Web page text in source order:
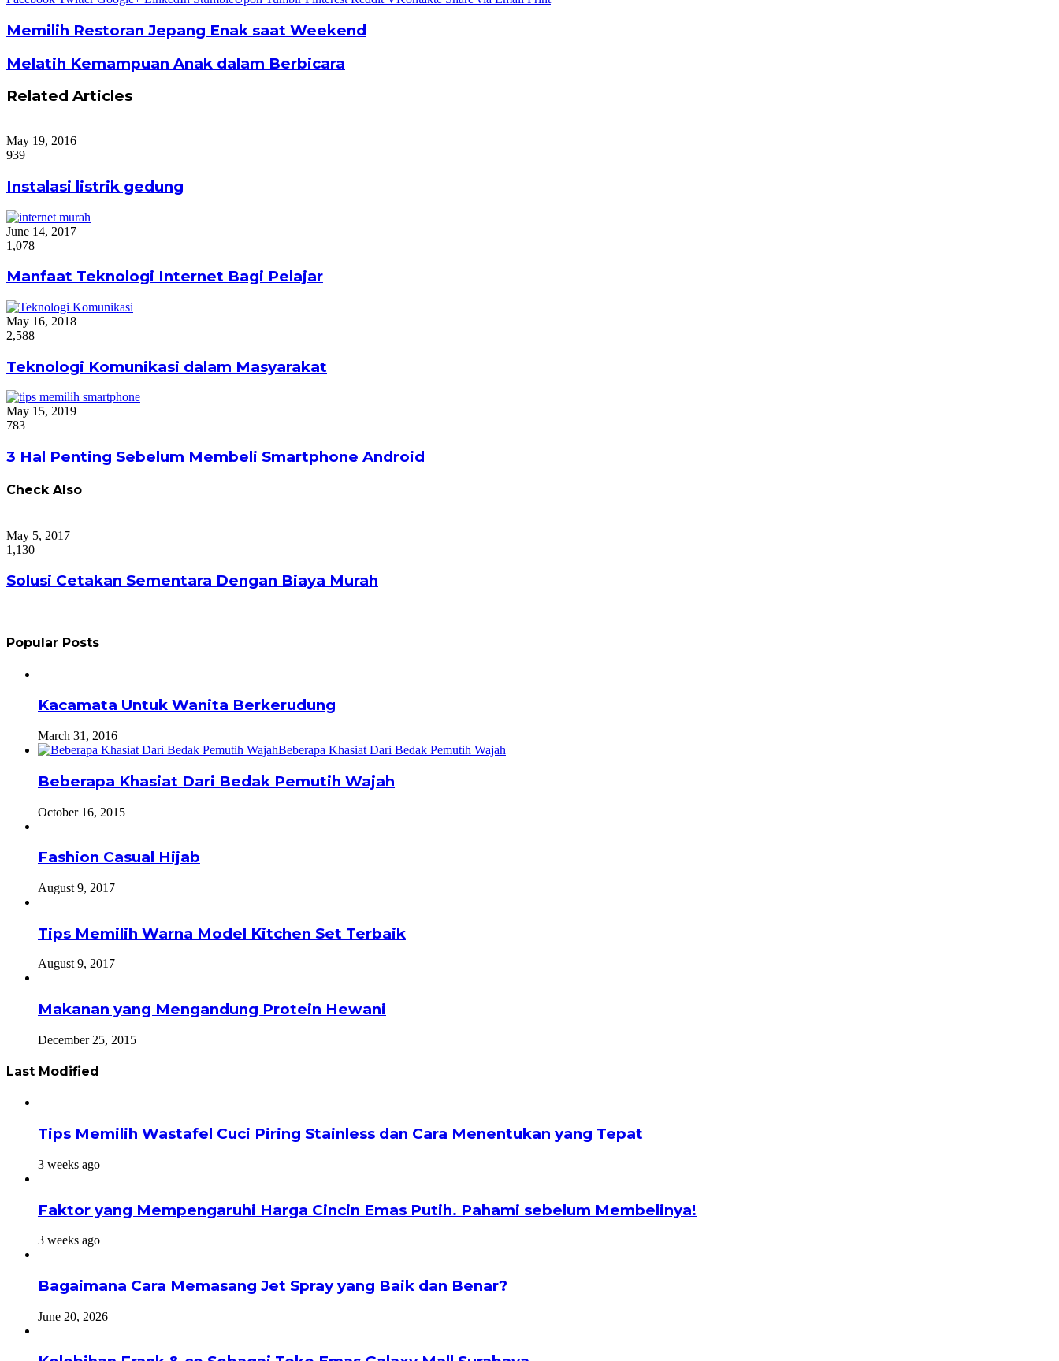
Memilih Restoran Jepang Enak saat Weekend
Melatih Kemampuan Anak dalam Berbicara
Related Articles
May 19, 2016
939
Instalasi listrik gedung
June 14, 2017
1,078
Manfaat Teknologi Internet Bagi Pelajar
May 16, 2018
2,588
Teknologi Komunikasi dalam Masyarakat
May 15, 2019
783
3 Hal Penting Sebelum Membeli Smartphone Android
Check Also
May 5, 2017
1,130
Solusi Cetakan Sementara Dengan Biaya Murah
Popular Posts
Kacamata Untuk Wanita Berkerudung
March 31, 2016
Beberapa Khasiat Dari Bedak Pemutih Wajah
October 16, 2015
Fashion Casual Hijab
August 9, 2017
Tips Memilih Warna Model Kitchen Set Terbaik
August 9, 2017
Makanan yang Mengandung Protein Hewani
December 25, 2015
Last Modified
Tips Memilih Wastafel Cuci Piring Stainless dan Cara Menentukan yang Tepat
3 weeks ago
Faktor yang Mempengaruhi Harga Cincin Emas Putih. Pahami sebelum Membelinya!
3 weeks ago
Bagaimana Cara Memasang Jet Spray yang Baik dan Benar?
June 20, 2026